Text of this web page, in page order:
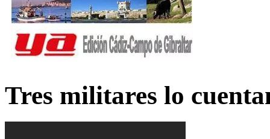
Tres militares lo